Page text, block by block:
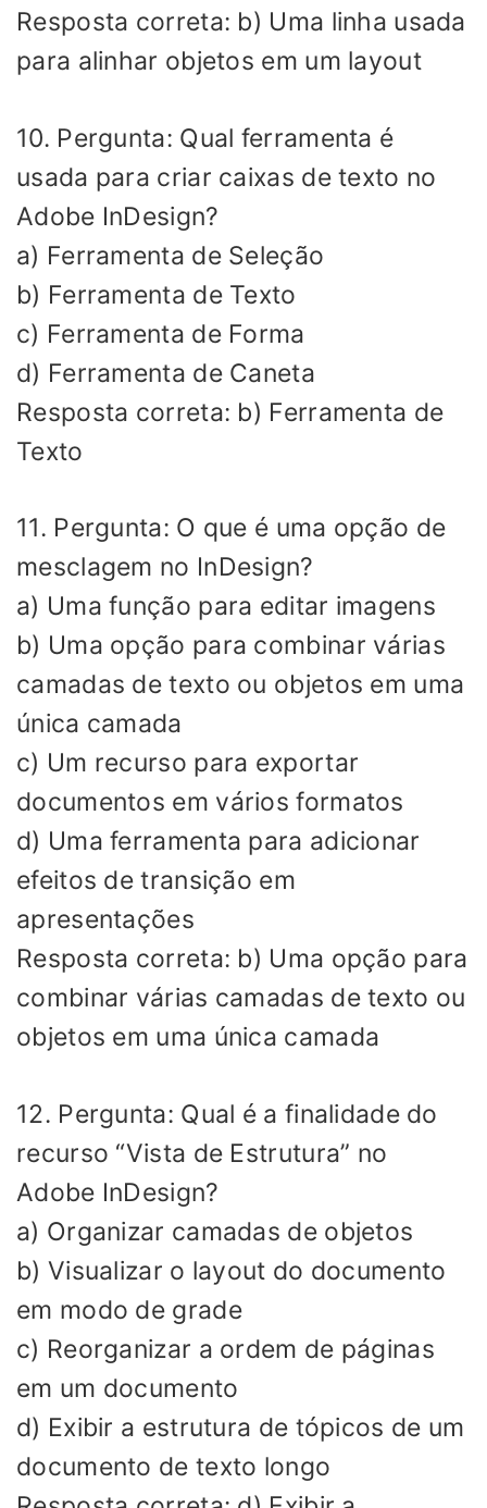
Resposta correta: b) Uma linha usada
para alinhar objetos em um layout
10. Pergunta: Qual ferramenta é
usada para criar caixas de texto no
Adobe InDesign?
a) Ferramenta de Seleção
b) Ferramenta de Texto
c) Ferramenta de Forma
d) Ferramenta de Caneta
Resposta correta: b) Ferramenta de
Texto
11. Pergunta: O que é uma opção de
mesclagem no InDesign?
a) Uma função para editar imagens
b) Uma opção para combinar várias
camadas de texto ou objetos em uma
única camada
c) Um recurso para exportar
documentos em vários formatos
d) Uma ferramenta para adicionar
efeitos de transição em
apresentações
Resposta correta: b) Uma opção para
combinar várias camadas de texto ou
objetos em uma única camada
12. Pergunta: Qual é a finalidade do
recurso “Vista de Estrutura” no
Adobe InDesign?
a) Organizar camadas de objetos
b) Visualizar o layout do documento
em modo de grade
c) Reorganizar a ordem de páginas
em um documento
d) Exibir a estrutura de tópicos de um
documento de texto longo